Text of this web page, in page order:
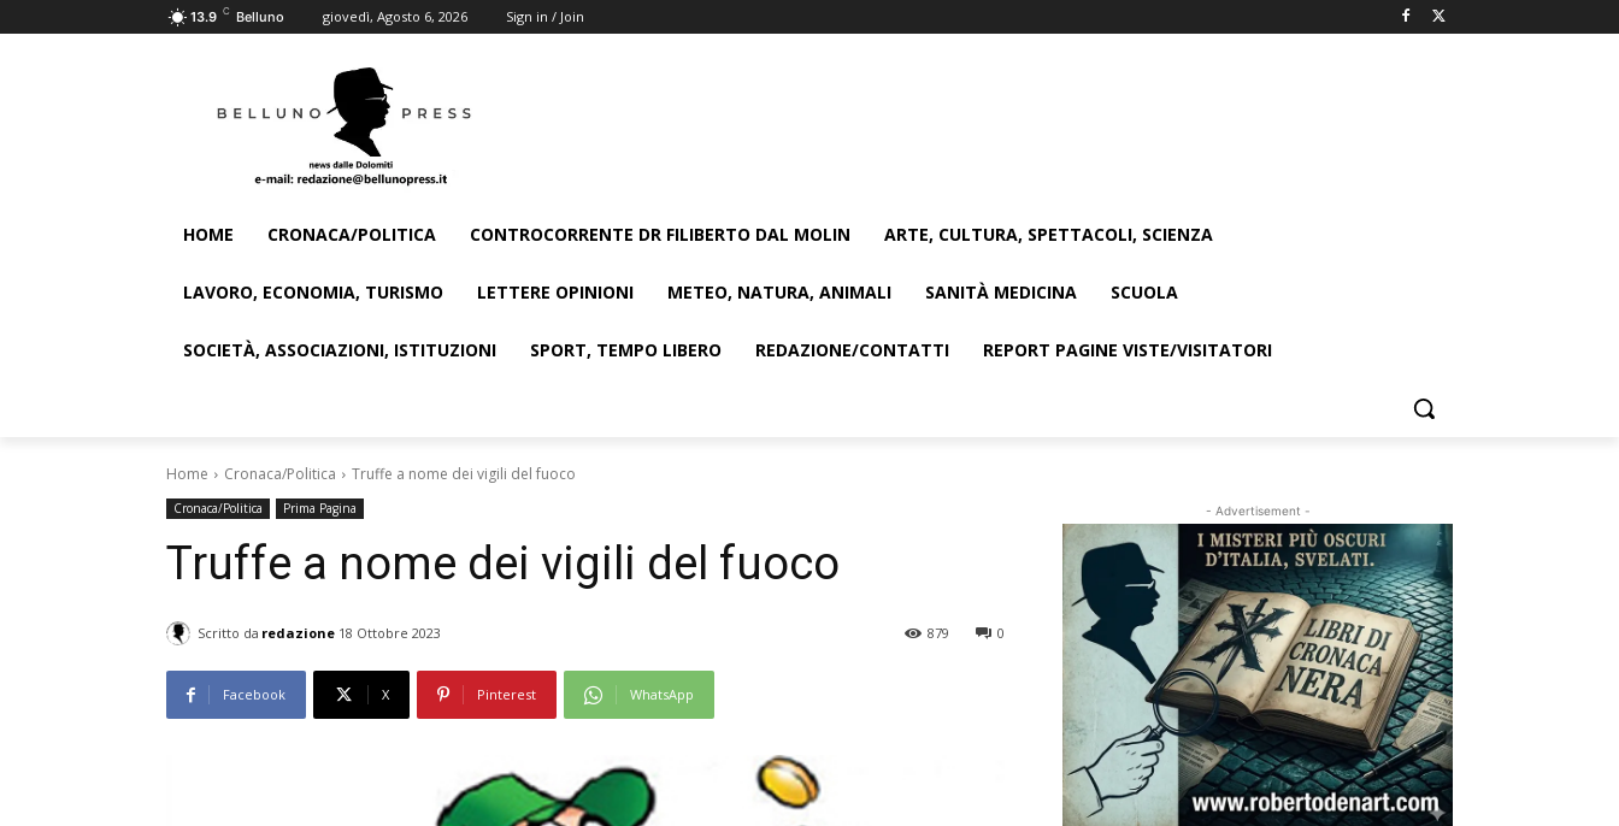
13.9 C Belluno giovedì, Agosto 6, 2026 Sign in / Join
HOME CRONACA/POLITICA CONTROCORRENTE DR FILIBERTO DAL MOLIN ARTE, CULTURA, SPETTACOLI, SCIENZA
LAVORO, ECONOMIA, TURISMO LETTERE OPINIONI METEO, NATURA, ANIMALI SANITÀ MEDICINA SCUOLA
SOCIETÀ, ASSOCIAZIONI, ISTITUZIONI SPORT, TEMPO LIBERO REDAZIONE/CONTATTI REPORT PAGINE VISTE/VISITATORI
Home Cronaca/Politica Truffe a nome dei vigili del fuoco
Cronaca/Politica Prima Pagina
Truffe a nome dei vigili del fuoco
Scritto da redazione 18 Ottobre 2023 0
879
Facebook X Pinterest WhatsApp
- Advertisement -